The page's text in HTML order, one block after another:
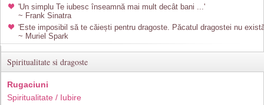
'Un simplu Te iubesc înseamnă mai mult decât bani ...'
~ Frank Sinatra
'Este imposibil să te căiești pentru dragoste. Păcatul dragostei nu
~ Muriel Spark
Spiritualitate si dragoste
Rugaciuni
Spiritualitate / Iubire